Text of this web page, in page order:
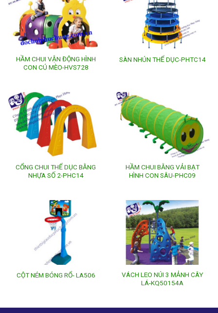
HẦM CHUI VẬN ĐỘNG HÌNH
CON CÚ MÈO-HVS728
SÀN NHÚN THỂ DỤC-PHTC14
CỔNG CHUI THỂ DỤC BẰNG
NHỰA SỐ 2-PHC14
HẦM CHUI BẰNG VẢI BẠT
HÌNH CON SÂU-PHC09
CỘT NÉM BÓNG RỔ- LA506
VÁCH LEO NÚI 3 MẢNH CÂY
LÁ-KQ50154A